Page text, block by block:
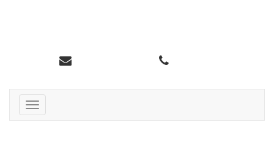
ناوبری